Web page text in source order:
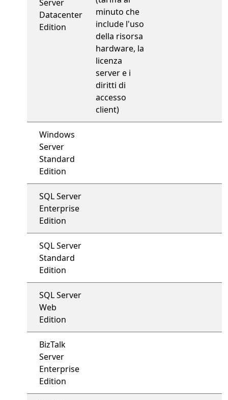
Server
Datacenter
Edition
minuto che
include l'uso
della risorsa
hardware, la
licenza
server e i
diritti di
accesso
client)
Windows
Server
Standard
Edition
SQL Server
Enterprise
Edition
SQL Server
Standard
Edition
SQL Server
Web
Edition
BizTalk
Server
Enterprise
Edition